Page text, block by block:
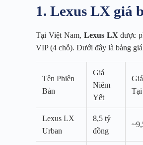
1. Lexus LX giá
Tại Việt Nam, Lexus LX được
VIP (4 chỗ). Dưới đây là bảng
Tên Phiên
Bản
Giá
Niêm
Yết
Lexus LX
Urban
8,5 tỷ
đồng